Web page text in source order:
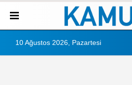
10 Ağustos 2026, Pazartesi